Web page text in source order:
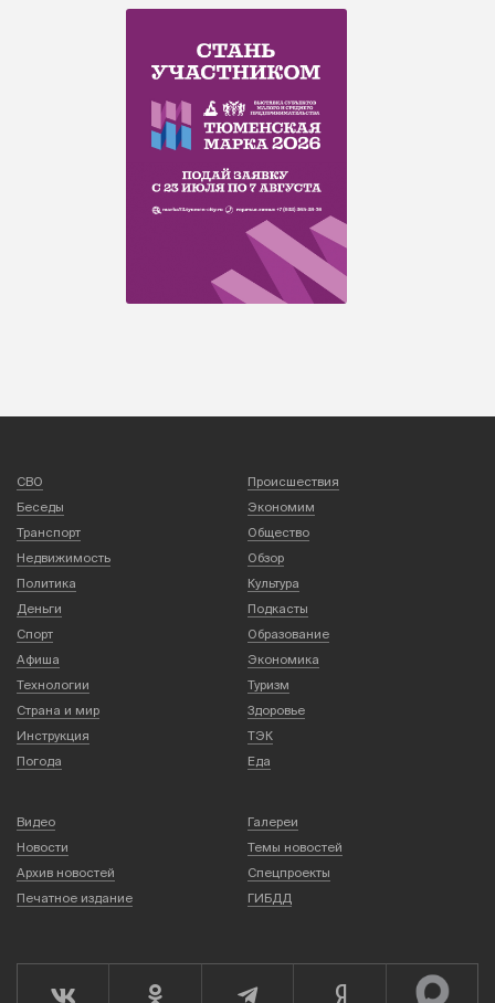
СВО
Происшествия
Беседы
Экономим
Транспорт
Общество
Недвижимость
Обзор
Политика
Культура
Деньги
Подкасты
Спорт
Образование
Афиша
Экономика
Технологии
Туризм
Страна и мир
Здоровье
Инструкция
ТЭК
Погода
Еда
Видео
Галереи
Новости
Темы новостей
Архив новостей
Спецпроекты
Печатное издание
ГИБДД